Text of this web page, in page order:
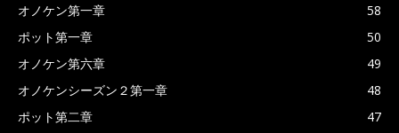
オノケン第一章
58
ポット第一章
50
オノケン第六章
49
オノケンシーズン２第一章
48
ポット第二章
47